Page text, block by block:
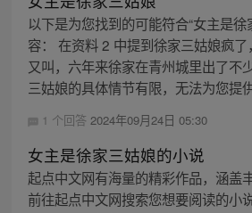
以下是为您找到的可能符合“女主是徐
容： 在资料 2 中提到徐家三姑娘疯
又叫，六年来徐家在青州城里出了不
三姑娘的具体情节有限，无法为您提
1 个回答 2024年09月24日 05:30
女主是徐家三姑娘的小说
起点中文网有海量的精彩作品，涵盖
前往起点中文网搜索您想要阅读的小